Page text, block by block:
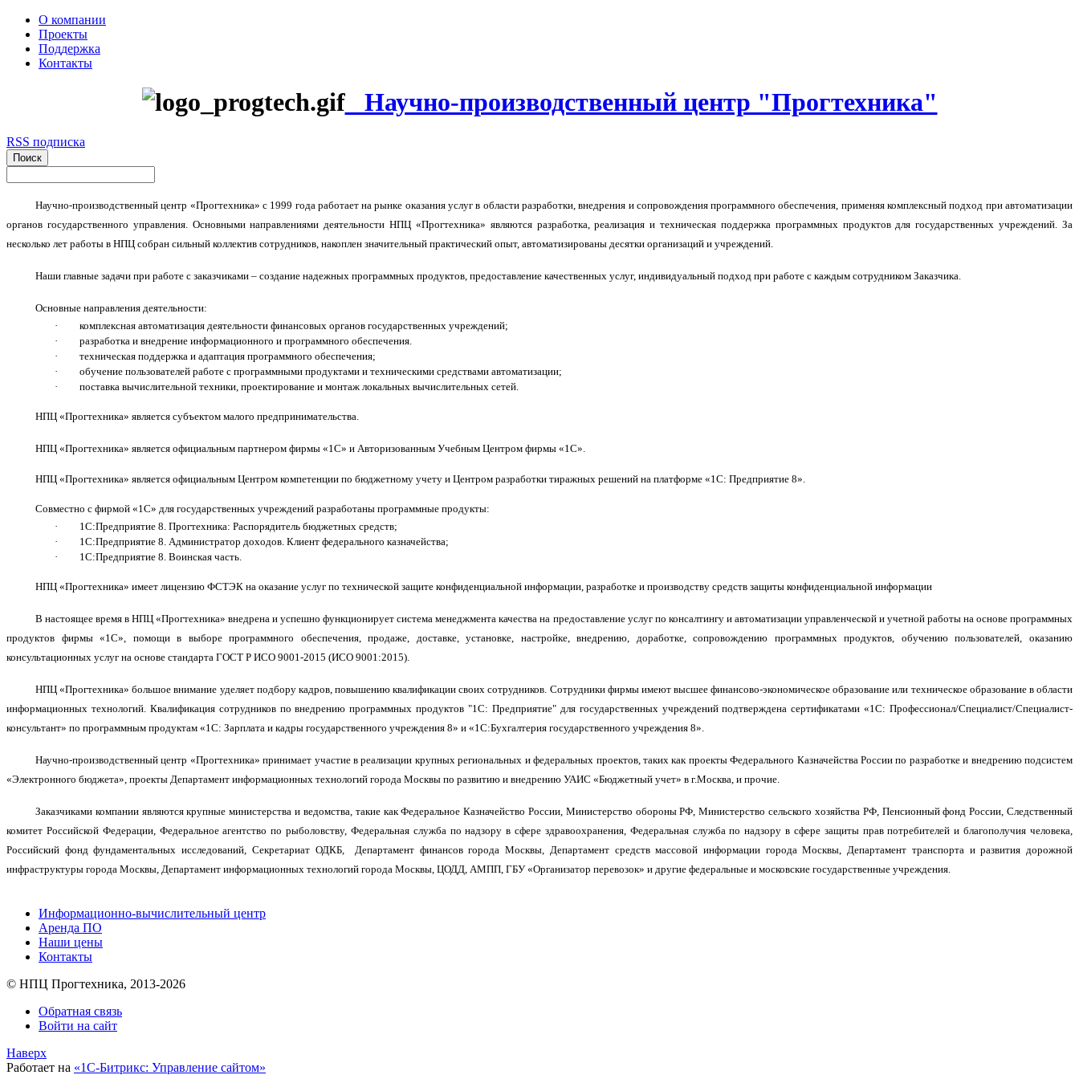
О компании
Проекты
Поддержка
Контакты
Научно-производственный центр "Прогтехника"
RSS подписка
Научно-производственный центр «Прогтехника» с 1999 года работает на рынке оказания услуг в области разработки, внедрения и сопровождения программного обеспечения, применяя комплексный подход при автоматизации
органов государственного управления. Основными направлениями деятельности НПЦ «Прогтехника» являются разработка, реализация и техническая поддержка программных продуктов для государственных учреждений. За
несколько лет работы в НПЦ собран сильный коллектив сотрудников, накоплен значительный практический опыт, автоматизированы десятки организаций и учреждений.
Наши главные задачи при работе с заказчиками – создание надежных программных продуктов, предоставление качественных услуг, индивидуальный подход при работе с каждым сотрудником Заказчика.
Основные направления деятельности:
·
комплексная автоматизация деятельности финансовых органов государственных учреждений;
·
разработка и внедрение информационного и программного обеспечения.
·
техническая поддержка и адаптация программного обеспечения;
·
обучение пользователей работе с программными продуктами и техническими средствами автоматизации;
·
поставка вычислительной техники, проектирование и монтаж локальных вычислительных сетей.
НПЦ «Прогтехника» является субъектом малого предпринимательства.
НПЦ «Прогтехника» является официальным партнером фирмы «1С» и Авторизованным Учебным Центром фирмы «1С».
НПЦ «Прогтехника» является официальным Центром компетенции по бюджетному учету и Центром разработки тиражных решений на платформе «1С: Предприятие 8»
Совместно с фирмой «1С» для государственных учреждений разработаны программные продукты:
·
1С:Предприятие 8. Прогтехника: Распорядитель бюджетных средств;
·
1С:Предприятие 8. Администратор доходов. Клиент федерального казначейства;
·
1С:Предприятие 8. Воинская часть.
НПЦ «Прогтехника» имеет лицензию ФСТЭК на оказание услуг по технической защите конфиденциальной информации, разработке и производству средств защиты конфиденциальной информации
В настоящее время в НПЦ «Прогтехника» внедрена и успешно функционирует система менеджмента качества на предоставление услуг по консалтингу и автоматизации управленческой и учетной работы на основе программных
продуктов фирмы «1С», помощи в выборе программного обеспечения, продаже, доставке, установке, настройке, внедрению, доработке, сопровождению программных продуктов, обучению пользователей, оказанию
консультационных услуг на основе стандарта ГОСТ Р ИСО 9001-2015 (ИСО 9001:2015).
НПЦ «Прогтехника» большое внимание уделяет подбору кадров, повышению квалификации своих сотрудников. Сотрудники фирмы имеют высшее финансово-экономическое образование или техническое образование в области
информационных технологий. Квалификация сотрудников по внедрению программных продуктов "1С: Предприятие" для государственных учреждений подтверждена сертификатами «1С: Профессионал/Специалист/Специалист-
консультант» по программным продуктам «1С: Зарплата и кадры государственного учреждения 8» и «1С:Бухгалтерия государственного учреждения 8».
Научно-производственный центр «Прогтехника» принимает участие в реализации крупных региональных и федеральных проектов, таких как проекты Федерального Казначейства России по разработке и внедрению подсистем
«Электронного бюджета», проекты Департамент информационных технологий города Москвы по развитию и внедрению УАИС «Бюджетный учет» в г.Москва, и прочие.
Заказчиками компании являются крупные министерства и ведомства, такие как Федеральное Казначейство России, Министерство обороны РФ, Министерство сельского хозяйства РФ, Пенсионный фонд России, Следственный
комитет Российской Федерации, Федеральное агентство по рыболовству, Федеральная служба по надзору в сфере здравоохранения, Федеральная служба по надзору в сфере защиты прав потребителей и благополучия человека,
Российский фонд фундаментальных исследований, Секретариат ОДКБ, Департамент финансов города Москвы, Департамент средств массовой информации города Москвы, Департамент транспорта и развития дорожной
инфраструктуры города Москвы, Департамент информационных технологий города Москвы, ЦОДД, АМПП, ГБУ «Организатор перевозок» и другие федеральные и московские государственные учреждения.
Информационно-вычислительный центр
Аренда ПО
Наши цены
Контакты
© НПЦ Прогтехника, 2013-2026
Обратная связь
Войти на сайт
Наверх
Работает на «1С-Битрикс: Управление сайтом»